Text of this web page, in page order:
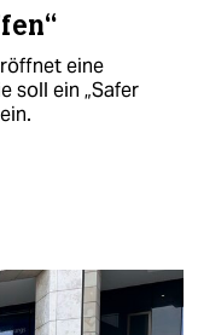
eine
soll ein „Safer